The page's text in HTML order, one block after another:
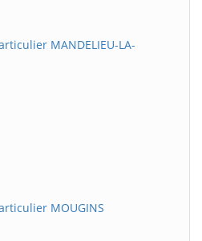
MANDELIEU-LA-
MOUGINS